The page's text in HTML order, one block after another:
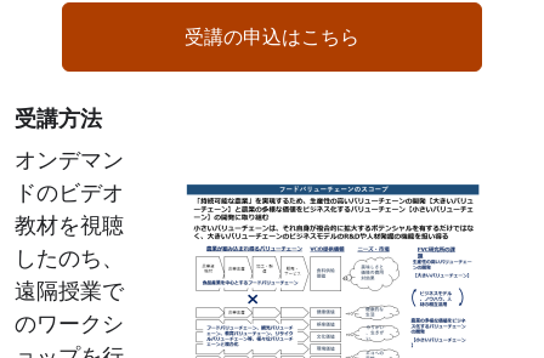
受講の申込はこちら
受講方法
オンデマン
ドのビデオ
教材を視聴
したのち、
遠隔授業で
のワークシ